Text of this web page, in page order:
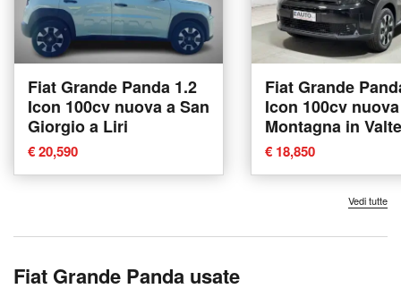
Fiat Grande Panda 1.2
Icon 100cv nuova a San
Giorgio a Liri
€ 20,590
Fiat Grande
Icon 100cv
Montagna in
€ 18,850
Vedi tutte
Fiat Grande Panda usate